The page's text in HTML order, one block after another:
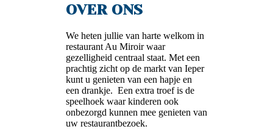
OVER ONS
We heten jullie van harte welkom in
restaurant Au Miroir waar
gezelligheid centraal staat. Met een
prachtig zicht op de markt van Ieper
kunt u genieten van een hapje en
een drankje. Een extra troef is de
speelhoek waar kinderen ook
onbezorgd kunnen mee genieten van
uw restaurantbezoek.